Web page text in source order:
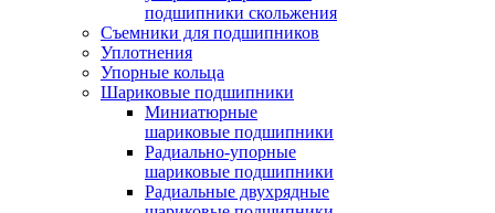
подшипники скольжения
Съемники для подшипников
Уплотнения
Упорные кольца
Шариковые подшипники
Миниатюрные
шариковые подшипники
Радиально-упорные
шариковые подшипники
Радиальные двухрядные